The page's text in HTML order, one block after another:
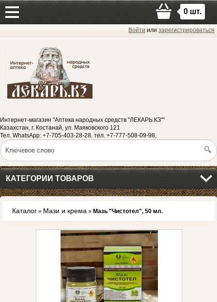
Войти или зарегистрироваться
Интернет-магазин "Аптека народных средств "ЛЕКАРЬ.КЗ""
Казахстан, г. Костанай, ул. Маяковского 121
Тел. WhatsApp: +7-705-403-28-28. тел. +7-777-508-09-98,
0 шт.
КАТЕГОРИИ ТОВАРОВ
Каталог » Мази и крема » Мазь "Чистотел", 50 мл.